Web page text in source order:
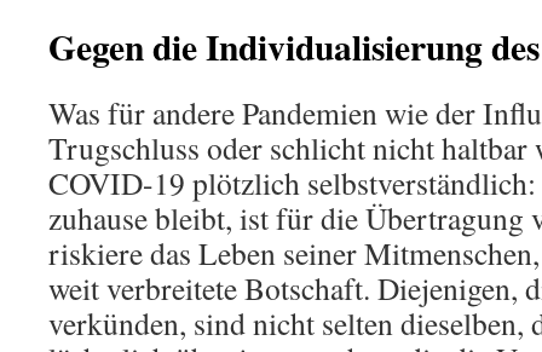
Gegen die Individualisierung
Was für andere Pandemien wie der
Trugschluss oder schlicht nicht haltbar
COVID-19 plötzlich
zuhause bleibt, ist für die Übertragung
riskiere das Leben seiner
weit verbreitete Botschaft. Diejenigen,
verkünden, sind nicht selten dieselben,